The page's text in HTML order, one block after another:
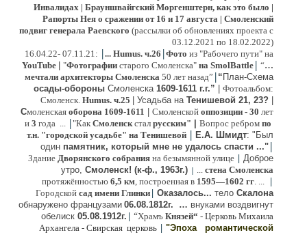
Инвалидах | Брауншвайгский Моргенштерн, как это было |
Рапорты Нея о сражении от 16 и 17 августа | Смоленский
подвиг генерала Раевского (рассылки об обновлениях проекта с
03.12.2021 по 18.02.2022)
16.04.22- 07.11.21: |... Humus. ч.26 |Фото из "Рабочего пути" на
YouTube
"Фотографии старого Смоленска" на SmolBattle | “…
мечтали архитекторы Смоленска 50 лет назад” | “ План-Схема
осады-обороны Смоленска 1609-1611 г.г.”
Фотоальбом:
Смоленск. Humus. ч.25 | Усадьба на Тенишевой 21, 23?
Смоленская оборона 1609-1611 Смоленской оппозиции - 30 лет
и 3 года ... |"Как Смоленскстал русским" Вопрос ребром по
т.н. "городской усадьбе" на Тенишевой | Е.А. Шмидт: "Был
один памятник, который мне не удалось спасти ..." |
Здание Дворянского собрания на безымянной улице | Доброе
утро, Смоленск! (к-ф., 1963г.) | ... стена Смоленска
протяжённостью 6,5 км, построенная в 1595—1602 гг. ... |
Городской сад имени Глинки | Оказалось... тело Скалона
обнаружено французами 06.08.1812г. … внуками воздвигнут
обелиск 05.08.1912г. | “Храмъ Князей“ - Церковь Михаила
Архангела - Свирская церковь | "Эпохаромантической